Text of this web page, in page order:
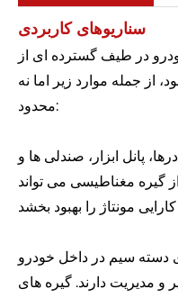
سناریوهای کاربردی
در طیف گسترده ای از
از جمله موارد زیر اما نه
محدود:
پانل ابزار، صندلی ها و
گیره مغناطیسی می تواند
دسته سیم در داخل خودرو
و مدیریت دارند. گیره های